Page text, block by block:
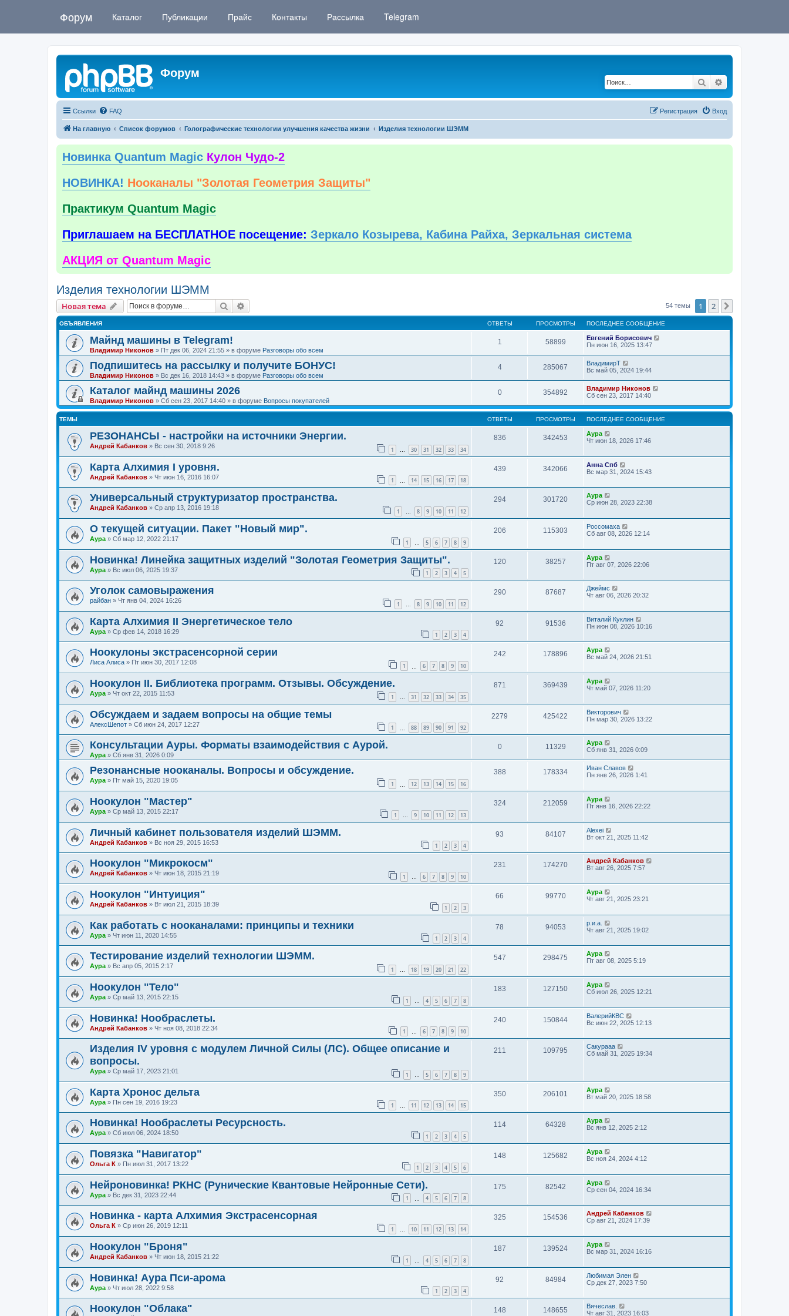
Форум Каталог Публикации Прайс Контакты Рассылка Telegram
Форум
Поиск
Ссылки FAQ Вход
Регистрация
На главную Список форумов Голографические технологии улучшения качества жизни Изделия технологии ШЭММ
Новинка Quantum Magic Кулон Чудо-2
НОВИНКА! Нооканалы "Золотая Геометрия Защиты"
Практикум Quantum Magic
Приглашаем на БЕСПЛАТНОЕ посещение: Зеркало Козырева, Кабина Райха, Зеркальная система
АКЦИЯ от Quantum Magic
Изделия технологии ШЭММ
Новая тема Поиск 54 темы 1 2
ОБЪЯВЛЕНИЯ ОТВЕТЫ ПРОСМОТРЫ ПОСЛЕДНЕЕ СООБЩЕНИЕ
Майнд машины в Telegram!
Владимир Никонов » Пт дек 06, 2024 21:55 » в форуме Разговоры обо всем
1 58899
Евгений Борисович
Пн июн 16, 2025 13:47
Подпишитесь на рассылку и получите БОНУС!
Владимир Никонов » Вс дек 16, 2018 14:43 » в форуме Разговоры обо всем
4 285067
ВладимирТ
Вс май 05, 2024 19:44
Каталог майнд машины 2026
Владимир Никонов » Сб сен 23, 2017 14:40 » в форуме Вопросы покупателей
0 354892
Владимир Никонов
Сб сен 23, 2017 14:40
ТЕМЫ ОТВЕТЫ ПРОСМОТРЫ ПОСЛЕДНЕЕ СООБЩЕНИЕ
РЕЗОНАНСЫ - настройки на источники Энергии.
Андрей Кабанков » Вс сен 30, 2018 9:26 1 … 30 31 32 33 34
836 342453
Аура
Чт июн 18, 2026 17:46
Карта Алхимия I уровня.
Андрей Кабанков » Чт июн 16, 2016 16:07 1 14 15 16 17 18
439 342066
Анна Спб
Вс мар 31, 2024 15:43
Универсальный структуризатор пространства.
Андрей Кабанков » Ср апр 13, 2016 19:18 1 … 8 9 10 11 12
294 301720
Аура
Ср июн 28, 2023 22:38
О текущей ситуации. Пакет "Новый мир".
Аура » Сб мар 12, 2022 21:17 1 … 5 6 7 8 9
206 115303
Россомаха
Сб авг 08, 2026 12:14
Новинка! Линейка защитных изделий "Золотая Геометрия Защиты".
Аура » Вс июл 06, 2025 19:37 1 2 3 4 5
120 38257
Аура
Пт авг 07, 2026 22:06
Уголок самовыражения
райбан » Чт янв 04, 2024 16:26 1 … 8 9 10 11 12
290 87687
Джеймс
Чт авг 06, 2026 20:32
Карта Алхимия II Энергетическое тело
Аура » Ср фев 14, 2018 16:29 1 2 3 4
92 91536
Виталий Куклин
Пн июн 08, 2026 10:16
Ноокулоны экстрасенсорной серии
Лиса Алиса » Пт июн 30, 2017 12:08 1 6 7 8 9 10
242 178896
Аура
Вс май 24, 2026 21:51
Ноокулон II. Библиотека программ. Отзывы. Обсуждение.
Аура » Чт окт 22, 2015 11:53 1 … 31 32 33 34 35
871 369439
Аура
Чт май 07, 2026 11:20
Обсуждаем и задаем вопросы на общие темы
АлексШепот » Сб июн 24, 2017 12:27 1 88 89 90 91 92
2279 425422
Викторович
Пн мар 30, 2026 13:22
Консультации Ауры. Форматы взаимодействия с Аурой.
Аура» Сб янв 31, 2026 0:09
0 11329
Аура
Сб янв 31, 2026 0:09
Резонансные нооканалы. Вопросы и обсуждение.
Аура» Пт май 15, 2020 19:05 1 12 13 14 15 16
388 178334
Иван Славов
Пн янв 26, 2026 1:41
Ноокулон "Мастер"
Аура » Ср май 13, 2015 22:17 1 … 9 10 11 12 13
324 212059
Аура
Пт янв 16, 2026 22:22
Личный кабинет пользователя изделий ШЭММ.
Андрей Кабанков » Вс ноя 29, 2015 16:53 1 2 3 4
93 84107
Alexei
Вт окт 21, 2025 11:42
Ноокулон "Микрокосм"
Андрей Кабанков » Чт июн 18, 2015 21:19 1 … 6 7 8 9 10
231 174270
Андрей Кабанков
Вт авг 26, 2025 7:57
Ноокулон "Интуиция"
Андрей Кабанков » Вт июл 21, 2015 18:39 1 2 3
66 99770
Аура
Чт авг 21, 2025 23:21
Как работать с нооканалами: принципы и техники
Аура » Чт июн 11, 2020 14:55 1 2 3 4
78 94053
р.и.а.
Чт авг 21, 2025 19:02
Тестирование изделий технологии ШЭММ.
Аура » Вс апр 05, 2015 2:17 1 … 18 19 20 21 22
547 298475
Аура
Пт авг 08, 2025 5:19
Ноокулон "Тело"
Аура » Ср май 13, 2015 22:15 1 4 5 6 7 8
183 127150
Аура
Сб июл 26, 2025 12:21
Новинка! Нообраслеты.
Андрей Кабанков » Чт ноя 08, 2018 22:34 1 6 7 8 9 10
240 150844
ВалерийКВС
Вс июн 22, 2025 12:13
Изделия IV уровня с модулем Личной Силы (ЛС). Общее описание и
вопросы.
Аура » Ср май 17, 2023 21:01 1 … 5 6 7 8 9
211 109795
Сакурааа
Сб май 31, 2025 19:34
Карта Хронос дельта
Аура » Пн сен 19, 2016 19:23 1 11 12 13 14 15
350 206101
Аура
Вт май 20, 2025 18:58
Новинка! Нообраслеты Ресурсность.
Аура» Сб июл 06, 2024 18:50 1 2 3 4 5
114 64328
Аура
Вс янв 12, 2025 2:12
Повязка "Навигатор"
Ольга К » Пн июл 31, 2017 13:22 1 2 3 4 5 6
148 125682
Аура
Вс ноя 24, 2024 4:12
Нейроновинка! РКНС (Рунические Квантовые Нейронные Сети).
Аура » Вс дек 31, 2023 22:44 1 4 5 6 7 8
175 82542
Аура
Ср сен 04, 2024 16:34
Новинка - карта Алхимия Экстрасенсорная
Ольга К » Ср июн 26, 2019 12:11 1 … 10 11 12 13 14
325 154536
Андрей Кабанков
Ср авг 21, 2024 17:39
Ноокулон "Броня"
Андрей Кабанков » Чт июн 18, 2015 21:22 1 … 4 5 6 7 8
187 139524
Аура
Вс мар 31, 2024 16:16
Новинка! Аура Пси-арома
Аура » Чт июл 28, 2022 9:58 1 2 3 4
92 84984
Любимая Элен
Ср дек 27, 2023 7:50
Ноокулон "Облака" 148 148655
Вячеслав.
Чт авг 31, 2023 16:03